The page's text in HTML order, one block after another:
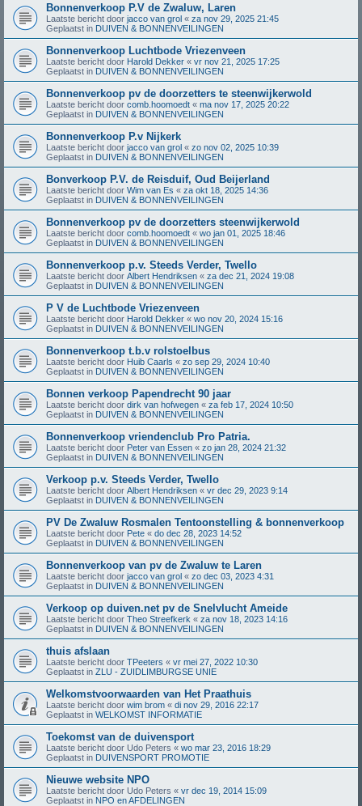
Bonnenverkoop P.V de Zwaluw, Laren
Laatste bericht door jacco van grol « za nov 29, 2025 21:45
Geplaatst in DUIVEN & BONNENVEILINGEN
Bonnenverkoop Luchtbode Vriezenveen
Laatste bericht door Harold Dekker « vr nov 21, 2025 17:25
Geplaatst in DUIVEN & BONNENVEILINGEN
Bonnenverkoop pv de doorzetters te steenwijkerwold
Laatste bericht door comb.hoomoedt « ma nov 17, 2025 20:22
Geplaatst in DUIVEN & BONNENVEILINGEN
Bonnenverkoop P.v Nijkerk
Laatste bericht door jacco van grol « zo nov 02, 2025 10:39
Geplaatst in DUIVEN & BONNENVEILINGEN
Bonverkoop P.V. de Reisduif, Oud Beijerland
Laatste bericht door Wim van Es « za okt 18, 2025 14:36
Geplaatst in DUIVEN & BONNENVEILINGEN
Bonnenverkoop pv de doorzetters steenwijkerwold
Laatste bericht door comb.hoomoedt « wo jan 01, 2025 18:46
Geplaatst in DUIVEN & BONNENVEILINGEN
Bonnenverkoop p.v. Steeds Verder, Twello
Laatste bericht door Albert Hendriksen « za dec 21, 2024 19:08
Geplaatst in DUIVEN & BONNENVEILINGEN
P V de Luchtbode Vriezenveen
Laatste bericht door Harold Dekker « wo nov 20, 2024 15:16
Geplaatst in DUIVEN & BONNENVEILINGEN
Bonnenverkoop t.b.v rolstoelbus
Laatste bericht door Huib Caarls « zo sep 29, 2024 10:40
Geplaatst in DUIVEN & BONNENVEILINGEN
Bonnen verkoop Papendrecht 90 jaar
Laatste bericht door dirk van hofwegen « za feb 17, 2024 10:50
Geplaatst in DUIVEN & BONNENVEILINGEN
Bonnenverkoop vriendenclub Pro Patria.
Laatste bericht door Peter van Essen « zo jan 28, 2024 21:32
Geplaatst in DUIVEN & BONNENVEILINGEN
Verkoop p.v. Steeds Verder, Twello
Laatste bericht door Albert Hendriksen « vr dec 29, 2023 9:14
Geplaatst in DUIVEN & BONNENVEILINGEN
PV De Zwaluw Rosmalen Tentoonstelling & bonnenverkoop
Laatste bericht door Pete « do dec 28, 2023 14:52
Geplaatst in DUIVEN & BONNENVEILINGEN
Bonnenverkoop van pv de Zwaluw te Laren
Laatste bericht door jacco van grol « zo dec 03, 2023 4:31
Geplaatst in DUIVEN & BONNENVEILINGEN
Verkoop op duiven.net pv de Snelvlucht Ameide
Laatste bericht door Theo Streefkerk « za nov 18, 2023 14:16
Geplaatst in DUIVEN & BONNENVEILINGEN
thuis afslaan
Laatste bericht door TPeeters « vr mei 27, 2022 10:30
Geplaatst in ZLU - ZUIDLIMBURGSE UNIE
Welkomstvoorwaarden van Het Praathuis
Laatste bericht door wim brom « di nov 29, 2016 22:17
Geplaatst in WELKOMST INFORMATIE
Toekomst van de duivensport
Laatste bericht door Udo Peters « wo mar 23, 2016 18:29
Geplaatst in DUIVENSPORT PROMOTIE
Nieuwe website NPO
Laatste bericht door Udo Peters « vr dec 19, 2014 15:09
Geplaatst in NPO en AFDELINGEN